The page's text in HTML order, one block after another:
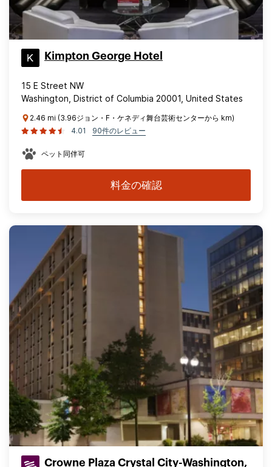
Kimpton George Hotel
15 E Street NW
Washington, District of Columbia 20001, United States
2.46 mi (3.96ジョン・F・ケネディ舞台芸術センターから km)
4.01
90件のレビュー
ペット同伴可
料金の確認
Crowne Plaza Crystal City-Washington,